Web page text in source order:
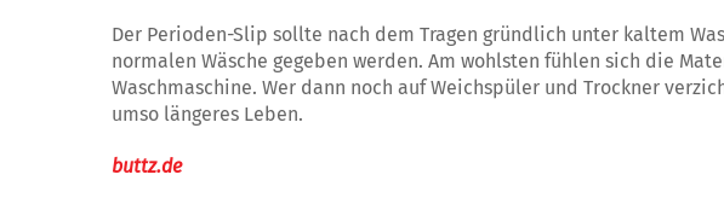
Der Perioden-Slip sollte nach dem Tragen gründlich unter kaltem
normalen Wäsche gegeben werden. Am wohlsten fühlen sich die
Waschmaschine. Wer dann noch auf Weichspüler und Trockner
umso längeres Leben.
buttz.de